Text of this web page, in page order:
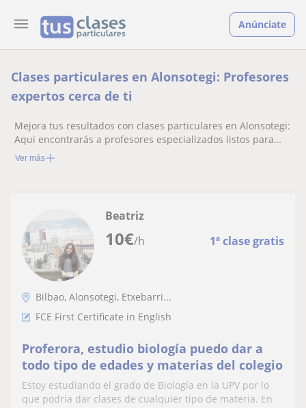
Anúnciate
Clases particulares en Alonsotegi: Profesores
expertos cerca de ti
Mejora tus resultados con clases particulares en Alonsotegi:
Aqui encontrarás a profesores especializados listos para
ayudarte.
Ver más
10€/h 1ª clase gratis
Beatriz
Bilbao, Alonsotegi, Etxebarri...
FCE First Certificate in English
Proferora, estudio biología puedo dar a
todo tipo de edades y materias del colegio
Estoy estudiando el grado de Biología en la UPV por lo
que podría dar clases de cualquier tipo de materia. En